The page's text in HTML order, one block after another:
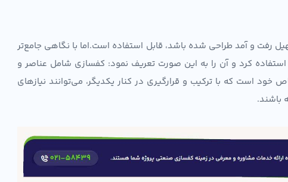
رفت و آمد طراحی شده باشد، قابل استفاده است.اما با نگاهی جامع‌تر
کرد و آن را به این صورت تعریف نمود: کفسازی شامل عناصر و
است که با ترکیب و قرارگیری در کنار یکدیگر، می‌توانند نیازهای
باشند.